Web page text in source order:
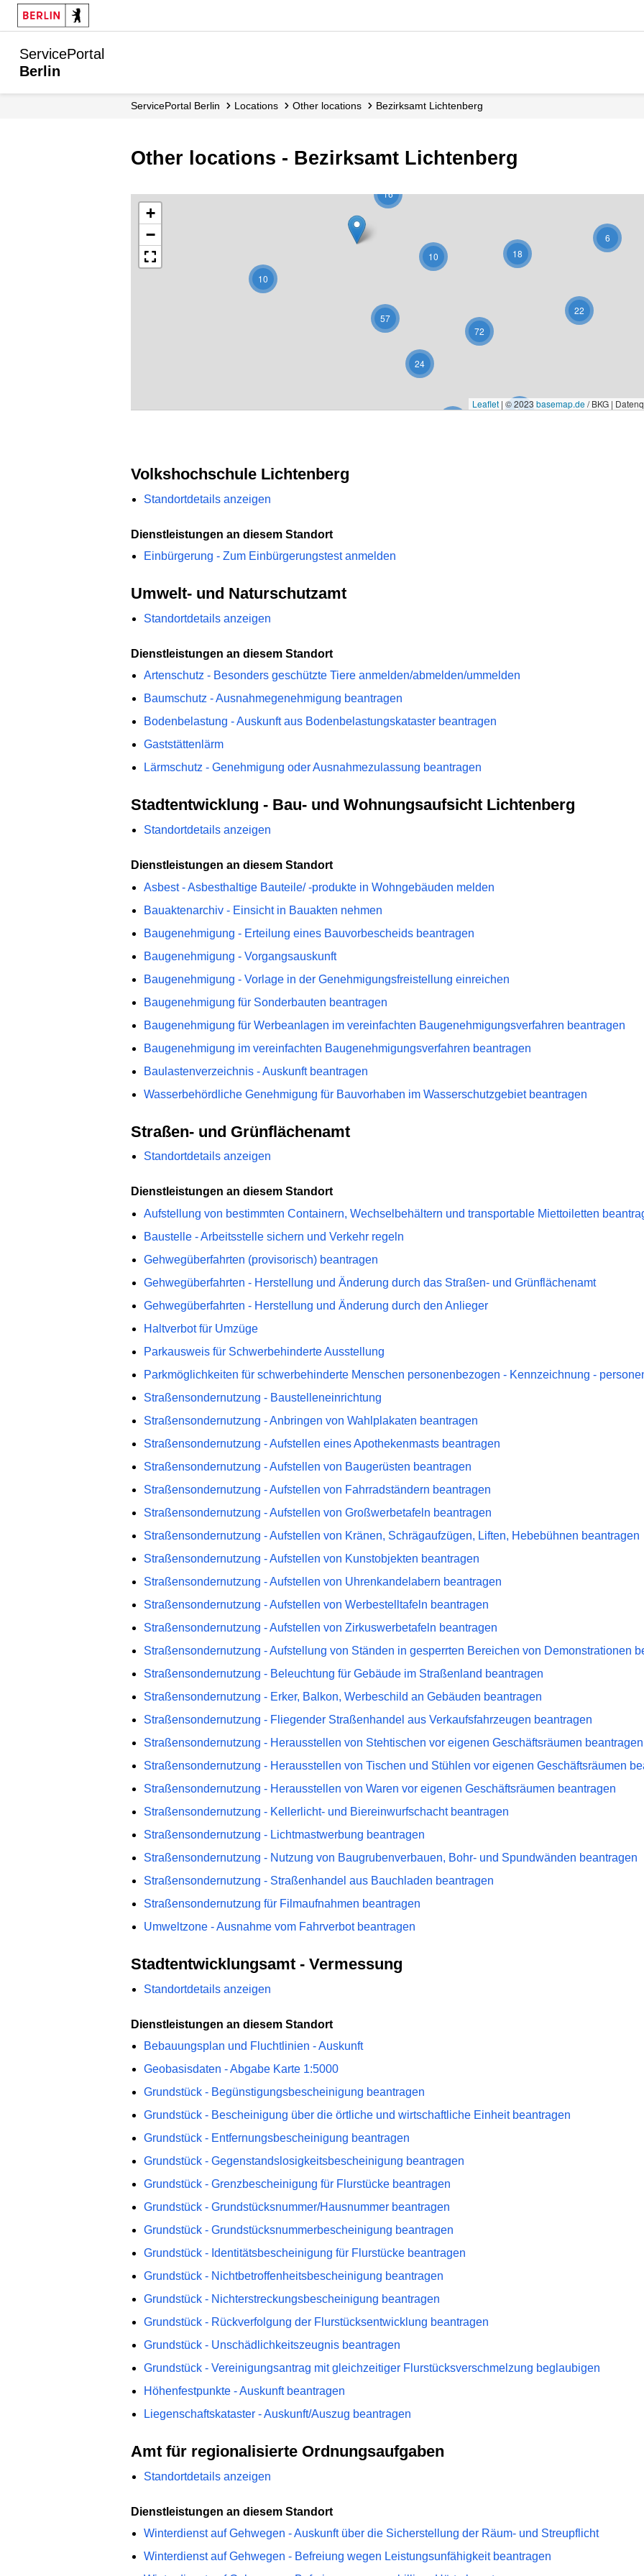
ServicePortal
Berlin
ServicePortal Berlin Locations Other locations Bezirksamt Lichtenberg
Other locations - Bezirksamt Lichtenberg
10
16
10
6
22
18
12
57
72
24
+
−
Leaflet | © 2023 basemap.de/ BKG |
Volkshochschule Lichtenberg
Standortdetails anzeigen
Dienstleistungen an diesem Standort
Einbürgerung - Zum Einbürgerungstest anmelden
Umwelt- und Naturschutzamt
Standortdetails anzeigen
Dienstleistungen an diesem Standort
Artenschutz - Besonders geschützte Tiere anmelden/abmelden/ummelden
Baumschutz - Ausnahmegenehmigung beantragen
Bodenbelastung - Auskunft aus Bodenbelastungskataster beantragen
Gaststättenlärm
Lärmschutz - Genehmigung oder Ausnahmezulassung beantragen
Stadtentwicklung - Bau- und Wohnungsaufsicht Lichtenberg
Standortdetails anzeigen
Dienstleistungen an diesem Standort
Asbest - Asbesthaltige Bauteile/ -produkte in Wohngebäuden melden
Bauaktenarchiv - Einsicht in Bauakten nehmen
Baugenehmigung - Erteilung eines Bauvorbescheids beantragen
Baugenehmigung - Vorgangsauskunft
Baugenehmigung - Vorlage in der Genehmigungsfreistellung einreichen
Baugenehmigung für Sonderbauten beantragen
Baugenehmigung für Werbeanlagen im vereinfachten Baugenehmigungsverfahren beantragen
Baugenehmigung im vereinfachten Baugenehmigungsverfahren beantragen
Baulastenverzeichnis - Auskunft beantragen
Wasserbehördliche Genehmigung für Bauvorhaben im Wasserschutzgebiet beantragen
Straßen- und Grünflächenamt
Standortdetails anzeigen
Dienstleistungen an diesem Standort
Aufstellung von bestimmten Containern, Wechselbehältern und transportable Miettoiletten
Baustelle - Arbeitsstelle sichern und Verkehr regeln
Gehwegüberfahrten (provisorisch) beantragen
Gehwegüberfahrten - Herstellung und Änderung durch das Straßen- und Grünflächenamt
Gehwegüberfahrten - Herstellung und Änderung durch den Anlieger
Haltverbot für Umzüge
Parkausweis für Schwerbehinderte Ausstellung
Parkmöglichkeiten für schwerbehinderte Menschen personenbezogen - Kennzeichnung -
Straßensondernutzung - Baustelleneinrichtung
Straßensondernutzung - Anbringen von Wahlplakaten beantragen
Straßensondernutzung - Aufstellen eines Apothekenmasts beantragen
Straßensondernutzung - Aufstellen von Baugerüsten beantragen
Straßensondernutzung - Aufstellen von Fahrradständern beantragen
Straßensondernutzung - Aufstellen von Großwerbetafeln beantragen
Straßensondernutzung - Aufstellen von Kränen, Schrägaufzügen, Liften, Hebebühnen beantragen
Straßensondernutzung - Aufstellen von Kunstobjekten beantragen
Straßensondernutzung - Aufstellen von Uhrenkandelabern beantragen
Straßensondernutzung - Aufstellen von Werbestelltafeln beantragen
Straßensondernutzung - Aufstellen von Zirkuswerbetafeln beantragen
Straßensondernutzung - Aufstellung von Ständen in gesperrten Bereichen von Demonstrationen
Straßensondernutzung - Beleuchtung für Gebäude im Straßenland beantragen
Straßensondernutzung - Erker, Balkon, Werbeschild an Gebäuden beantragen
Straßensondernutzung - Fliegender Straßenhandel aus Verkaufsfahrzeugen beantragen
Straßensondernutzung - Herausstellen von Stehtischen vor eigenen Geschäftsräumen beantragen
Straßensondernutzung - Herausstellen von Tischen und Stühlen vor eigenen Geschäftsräumen
Straßensondernutzung - Herausstellen von Waren vor eigenen Geschäftsräumen beantragen
Straßensondernutzung - Kellerlicht- und Biereinwurfschacht beantragen
Straßensondernutzung - Lichtmastwerbung beantragen
Straßensondernutzung - Nutzung von Baugrubenverbauen, Bohr- und Spundwänden beantragen
Straßensondernutzung - Straßenhandel aus Bauchladen beantragen
Straßensondernutzung für Filmaufnahmen beantragen
Umweltzone - Ausnahme vom Fahrverbot beantragen
Stadtentwicklungsamt - Vermessung
Standortdetails anzeigen
Dienstleistungen an diesem Standort
Bebauungsplan und Fluchtlinien - Auskunft
Geobasisdaten - Abgabe Karte 1:5000
Grundstück - Begünstigungsbescheinigung beantragen
Grundstück - Bescheinigung über die örtliche und wirtschaftliche Einheit beantragen
Grundstück - Entfernungsbescheinigung beantragen
Grundstück - Gegenstandslosigkeitsbescheinigung beantragen
Grundstück - Grenzbescheinigung für Flurstücke beantragen
Grundstück - Grundstücksnummer/Hausnummer beantragen
Grundstück - Grundstücksnummerbescheinigung beantragen
Grundstück - Identitätsbescheinigung für Flurstücke beantragen
Grundstück - Nichtbetroffenheitsbescheinigung beantragen
Grundstück - Nichterstreckungsbescheinigung beantragen
Grundstück - Rückverfolgung der Flurstücksentwicklung beantragen
Grundstück - Unschädlichkeitszeugnis beantragen
Grundstück - Vereinigungsantrag mit gleichzeitiger Flurstücksverschmelzung beglaubigen
Höhenfestpunkte - Auskunft beantragen
Liegenschaftskataster - Auskunft/Auszug beantragen
Amt für regionalisierte Ordnungsaufgaben
Standortdetails anzeigen
Dienstleistungen an diesem Standort
Winterdienst auf Gehwegen - Auskunft über die Sicherstellung der Räum- und Streupflicht
Winterdienst auf Gehwegen - Befreiung wegen Leistungsunfähigkeit beantragen